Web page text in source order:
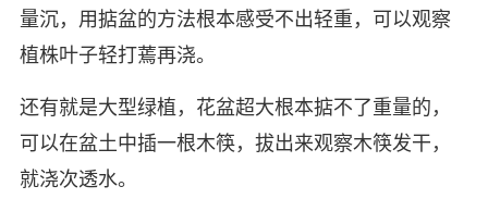
量沉，用掂盆的方法根本感受不出轻重，可以观察
植株叶子轻打蔫再浇。
还有就是大型绿植，花盆超大根本掂不了重量的，
可以在盆土中插一根木筷，拔出来观察木筷发干，
就浇次透水。